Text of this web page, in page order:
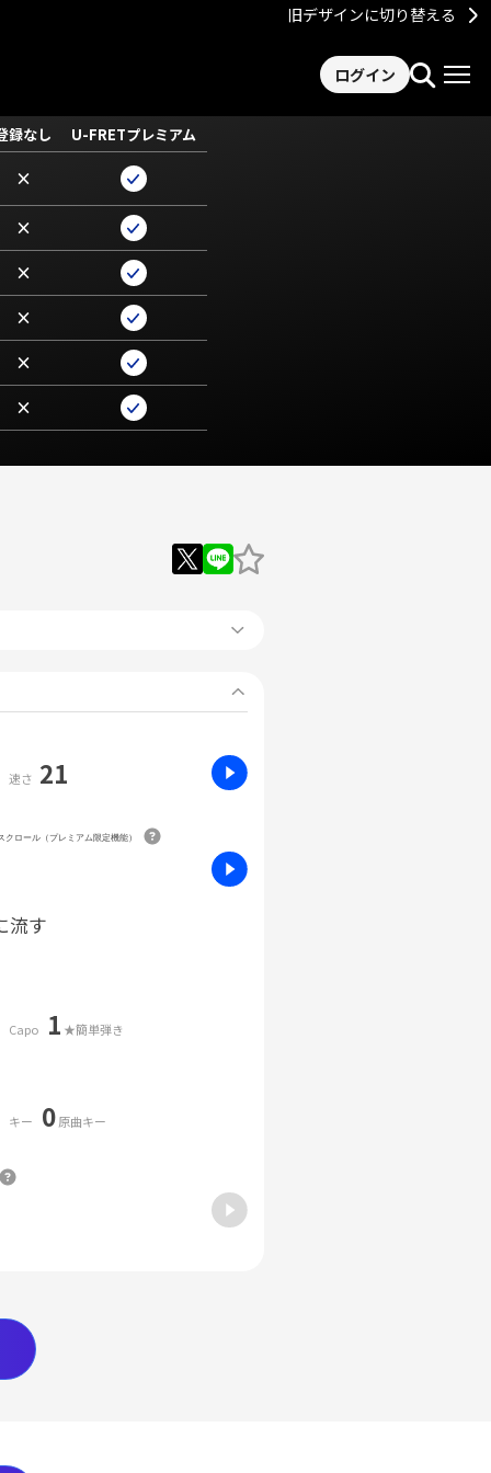
旧デザインに切り替える
ログイン
録なし U-FRETプレミアム
×
×
×
×
×
×
速さ 21
クロール（プレミアム限定機能）
流す
Capo 1 ★簡単弾き
キー 0原曲キー